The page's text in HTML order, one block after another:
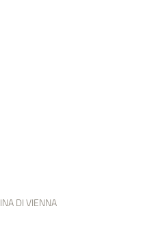
DI VIENNA